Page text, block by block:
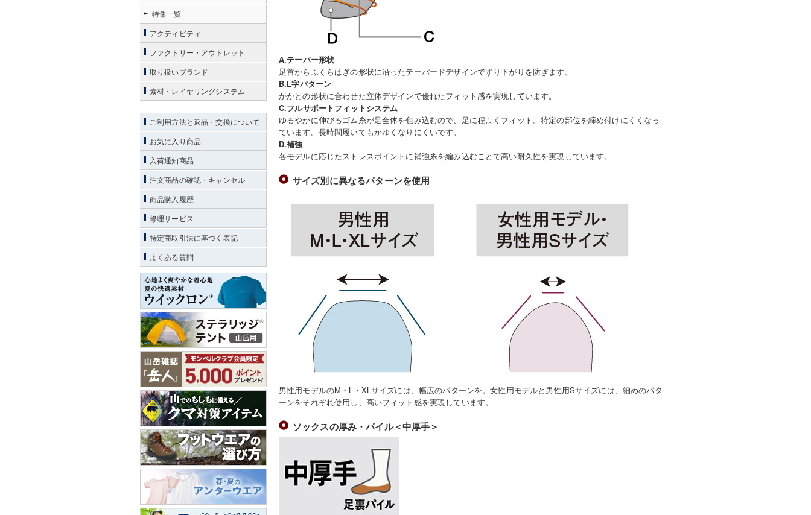
A.テーパー形状
足首からふくらはぎの形状に沿ったテーパードデザインでずり下がりを防ぎます。
B.L字パターン
かかとの形状に合わせた立体デザインで優れたフィット感を実現しています。
C.フルサポートフィットシステム
ゆるやかに伸びるゴム糸が足全体を包み込むので、足に程よくフィット。特定の部位を締め付けにくくなっ
ています。長時間履いてもかゆくなりにくいです。
D.補強
各モデルに応じたストレスポイントに補強糸を編み込むことで高い耐久性を実現しています。
サイズ別に異なるパターンを使用
男性用モデルのM・L・XLサイズには、幅広のパターンを。女性用モデルと男性用Sサイズには、細めのパタ
ーンをそれぞれ使用し、高いフィット感を実現しています。
ソックスの厚み・パイル＜中厚手＞
特集一覧
アクティビティ
ファクトリー・アウトレット
取り扱いブランド
素材・レイヤリングシステム
ご利用方法と返品・交換について
お気に入り商品
入荷通知商品
注文商品の確認・キャンセル
商品購入履歴
修理サービス
特定商取引法に基づく表記
よくある質問